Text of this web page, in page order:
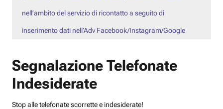
nell’ambito del servizio di ricontatto a seguito di
inserimento dati nell’Adv Facebook/Instagram/Google
Segnalazione Telefonate
Indesiderate
Stop alle telefonate scorrette e indesiderate!